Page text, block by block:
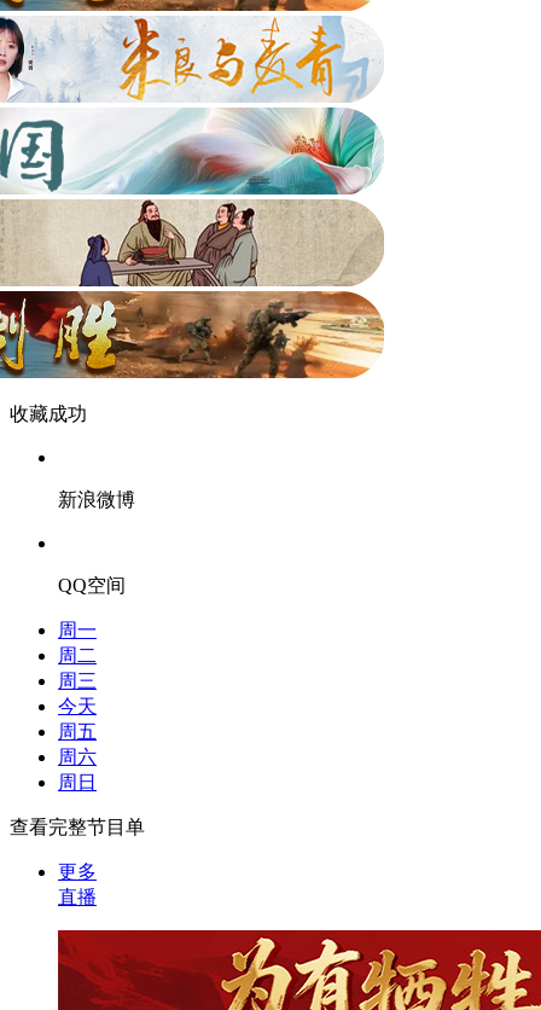
收藏成功
QQ空间
周一
周二
周三
周五
周六
周日
查看完整节目单
更多
直播